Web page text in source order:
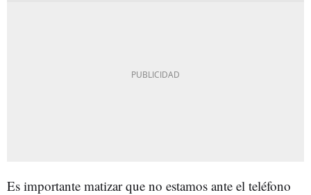
Es importante matizar que no estamos ante el teléfono